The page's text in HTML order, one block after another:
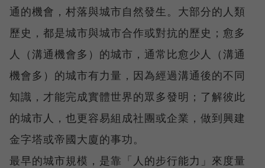
通的機會，村落與城市自然發生。大部分的人類
歷史，都是城市與城市合作或對抗的歷史；愈多
人（溝通機會多）的城市，通常比愈少人（溝通
機會多）的城市有力量，因為經過溝通後的不同
知識，才能完成實體世界的眾多發明；了解彼此
的城市人，也更容易組成社團或企業，做到興建
金字塔或帝國大廈的事功。
最早的城市規模，是靠「人的步行能力」來度量